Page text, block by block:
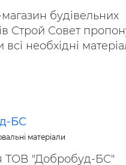
магазин будівельних
Строй Совет
необхідні
БС
матеріали
ТОВ "Добробуд-БС"